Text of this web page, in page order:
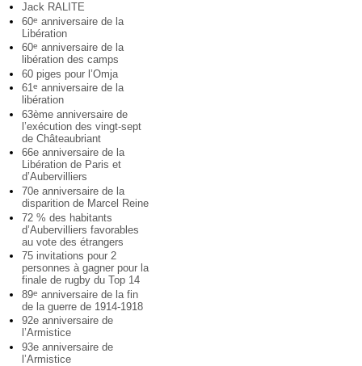
Jack RALITE
60e anniversaire de la
Libération
60e anniversaire de la
libération des camps
60 piges pour l’Omja
61e anniversaire de la
libération
63ème anniversaire de
l’exécution des vingt-sept
de Châteaubriant
66e anniversaire de la
Libération de Paris et
d’Aubervilliers
70e anniversaire de la
disparition de Marcel Reine
72 % des habitants
d’Aubervilliers favorables
au vote des étrangers
75 invitations pour 2
personnes à gagner pour la
finale de rugby du Top 14
89e anniversaire de la fin
de la guerre de 1914-1918
92e anniversaire de
l’Armistice
93e anniversaire de
l’Armistice